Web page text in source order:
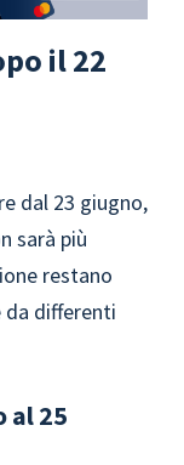
il 22
dal 23 giugno,
sarà più
restano
differenti
al 25